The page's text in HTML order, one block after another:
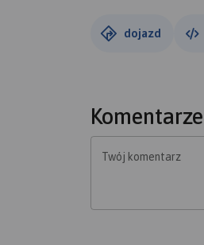
dojazd
Komentarze
Twój komentarz